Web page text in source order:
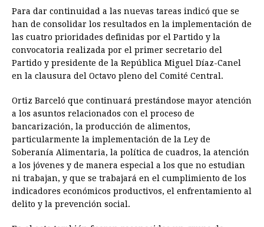
Para dar continuidad a las nuevas tareas indicó que se
han de consolidar los resultados en la implementación de
las cuatro prioridades definidas por el Partido y la
convocatoria realizada por el primer secretario del
Partido y presidente de la República Miguel Díaz-Canel
en la clausura del Octavo pleno del Comité Central.
Ortiz Barceló que continuará prestándose mayor atención
a los asuntos relacionados con el proceso de
bancarización, la producción de alimentos,
particularmente la implementación de la Ley de
Soberanía Alimentaria, la política de cuadros, la atención
a los jóvenes y de manera especial a los que no estudian
ni trabajan, y que se trabajará en el cumplimiento de los
indicadores económicos productivos, el enfrentamiento al
delito y la prevención social.